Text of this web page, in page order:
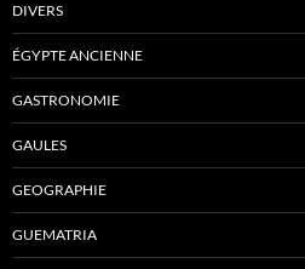
DIVERS
ÉGYPTE ANCIENNE
GASTRONOMIE
GAULES
GEOGRAPHIE
GUEMATRIA